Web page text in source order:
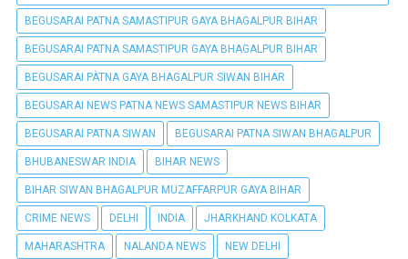
BEGUSARAI PATNA SAMASTIPUR GAYA BHAGALPUR BIHAR
BEGUSARAI PATNA SAMASTIPUR GAYA BHAGALPUR BIHAR
BEGUSARAI PÀTNA GAYA BHAGALPUR SIWAN BIHAR
BEGUSARAI NEWS PATNA NEWS SAMASTIPUR NEWS BIHAR
BEGUSARAI PATNA SIWAN BEGUSARAI PATNA SIWAN BHAGALPUR
BHUBANESWAR INDIA BIHAR NEWS
BIHAR SIWAN BHAGALPUR MUZAFFARPUR GAYA BIHAR
CRIME NEWS DELHI INDIA JHARKHAND KOLKATA
MAHARASHTRA NALANDA NEWS NEW DELHI